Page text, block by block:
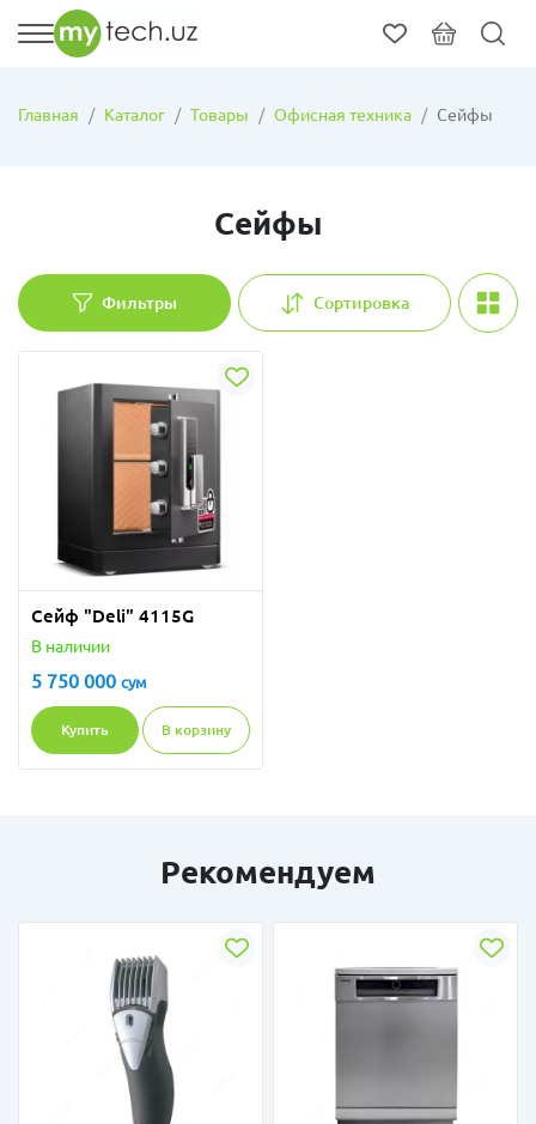
Главная Каталог Товары Офисная техника Сейфы
Сейфы
Фильтры Сортировка
Сейф "Deli" 4115G
В наличии
5 750 000 сум
Купить В корзину
Рекомендуем